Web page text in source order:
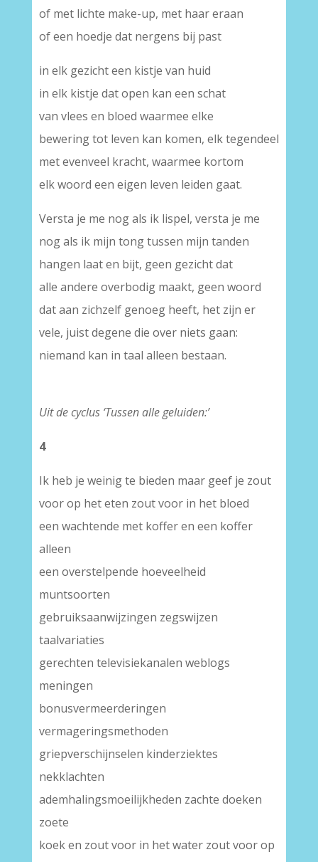
of met lichte make-up, met haar eraan
of een hoedje dat nergens bij past
in elk gezicht een kistje van huid
in elk kistje dat open kan een schat
van vlees en bloed waarmee elke
bewering tot leven kan komen, elk tegendeel
met evenveel kracht, waarmee kortom
elk woord een eigen leven leiden gaat.
Versta je me nog als ik lispel, versta je me
nog als ik mijn tong tussen mijn tanden
hangen laat en bijt, geen gezicht dat
alle andere overbodig maakt, geen woord
dat aan zichzelf genoeg heeft, het zijn er
vele, juist degene die over niets gaan:
niemand kan in taal alleen bestaan.
Uit de cyclus ‘Tussen alle geluiden:’
4
Ik heb je weinig te bieden maar geef je zout
voor op het eten zout voor in het bloed
een wachtende met koffer en een koffer
alleen
een overstelpende hoeveelheid
muntsoorten
gebruiksaanwijzingen zegswijzen
taalvariaties
gerechten televisiekanalen weblogs
meningen
bonusvermeerderingen
vermageringsmethoden
griepverschijnselen kinderziektes
nekklachten
ademhalingsmoeilijkheden zachte doeken
zoete
koek en zout voor in het water zout voor op